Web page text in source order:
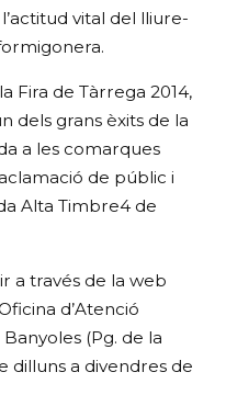
vital del lliure-
Fira de Tàrrega 2014,
dels grans èxits de la
a les comarques
de públic i
Alta Timbre4 de
a través de la web
d’Atenció
(Pg. de la
dilluns a divendres de